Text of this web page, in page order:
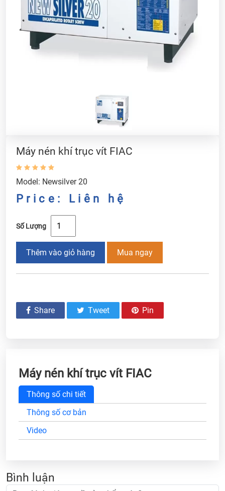
Máy nén khí trục vít FIAC
Model: Newsilver 20
Price: Liên hệ
Số Lượng
Thêm vào giỏ hàng Mua ngay
Share Tweet Pin
Máy nén khí trục vít FIAC
Thông số chi tiết
Thông số cơ bản
Video
Bình luận